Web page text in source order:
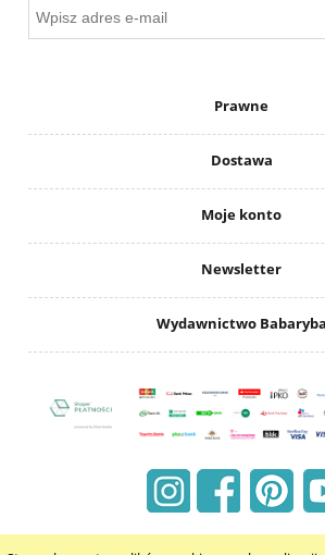
Prawne
Dostawa
Moje konto
Newsletter
Wydawnictwo Babaryba